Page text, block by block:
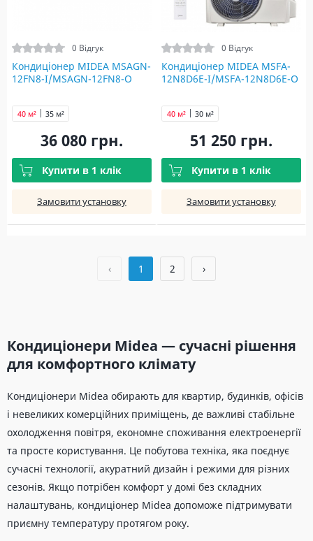
0 Відгук
Кондиціонер MIDEA MSAGN-
12FN8-I/MSAGN-12FN8-O
35 м²
40 м²
36 080 грн.
Купити в 1 клік
Замовити установку
0 Відгук
Кондиціонер MIDEA MSFA-
12N8D6E-I/MSFA-12N8D6E-O
30 м²
40 м²
51 250 грн.
Купити в 1 клік
Замовити установку
‹ 1 2 ›
Кондиціонери Midea — сучасні рішення
для комфортного клімату
Кондиціонери Midea обирають для квартир, будинків, офісів
і невеликих комерційних приміщень, де важливі стабільне
охолодження повітря, економне споживання електроенергії
та просте користування. Це побутова техніка, яка поєднує
сучасні технології, акуратний дизайн і режими для різних
сезонів. Якщо потрібен комфорт у домі без складних
налаштувань, кондиціонер Midea допоможе підтримувати
приємну температуру протягом року.